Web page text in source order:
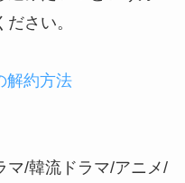
さい。
解約方法
マ/韓流ドラマ/アニメ/